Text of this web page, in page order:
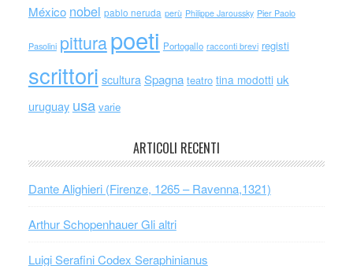
México nobel pablo neruda perù Philippe Jaroussky Pier Paolo
Pasolini pitturapoeti Portogallo racconti brevi registi
scrittori scultura Spagna teatro tina modotti uk
uruguay usa varie
ARTICOLI RECENTI
Dante Alighieri (Firenze, 1265 – Ravenna,1321)
Arthur Schopenhauer Gli altri
Luigi Serafini Codex Seraphinianus